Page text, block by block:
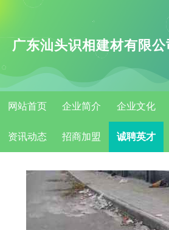
广东汕头识相建材有限公
网站首页 企业简介 企业文化
资讯动态 招商加盟 诚聘英才